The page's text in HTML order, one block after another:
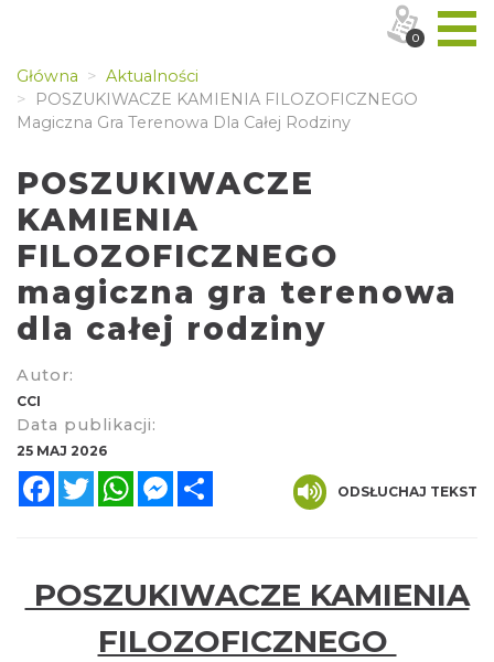
Główna
Aktualności
POSZUKIWACZE KAMIENIA FILOZOFICZNEGO
Magiczna Gra Terenowa Dla Całej Rodziny
POSZUKIWACZE
KAMIENIA
FILOZOFICZNEGO
magiczna gra terenowa
dla całej rodziny
Autor:
CCI
Data publikacji:
25 MAJ 2026
FacebookTwitterWhatsAppMessenger
ODSŁUCHAJ TEKST
POSZUKIWACZE KAMIENIA
FILOZOFICZNEGO
0